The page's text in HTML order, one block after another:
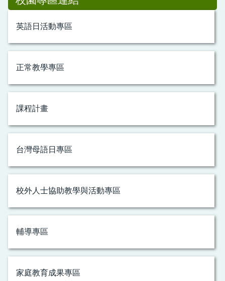
英語日活動專區
正常教學專區
課程計畫
台灣母語日專區
校外人士協助教學與活動專區
輔導專區
家庭教育成果專區